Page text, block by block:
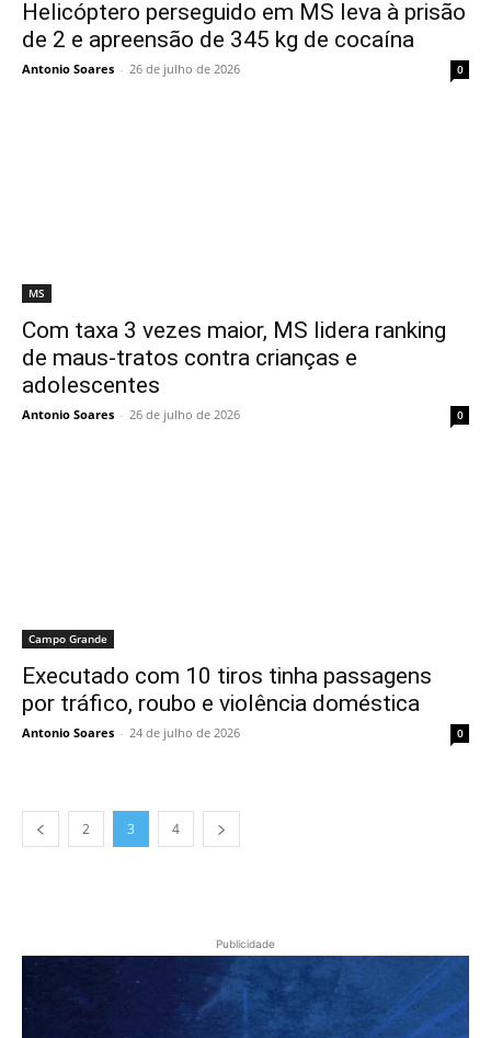
Helicóptero perseguido em MS leva à prisão
de 2 e apreensão de 345 kg de cocaína
Antonio Soares - 26 de julho de 2026 0
MS
Com taxa 3 vezes maior, MS lidera ranking
de maus-tratos contra crianças e
adolescentes
Antonio Soares - 26 de julho de 2026 0
Campo Grande
Executado com 10 tiros tinha passagens
por tráfico, roubo e violência doméstica
Antonio Soares - 24 de julho de 2026 0
2 3 4
Publicidade